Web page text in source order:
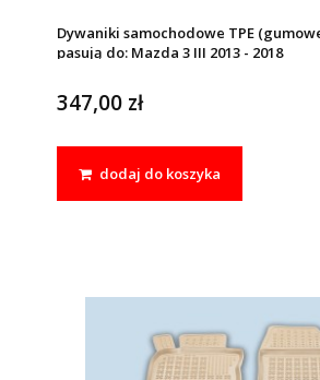
Dywaniki samochodowe TPE
pasują do: Mazda 3 III 2013 - 2018
347,00 zł
dodaj do koszyka